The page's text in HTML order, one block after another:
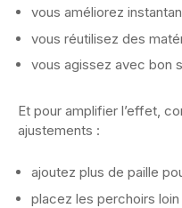
vous améliorez
vous réutilisez des
vous agissez avec bon
Et pour amplifier l’effet,
ajustements :
ajoutez plus de paille
placez les perchoirs loin